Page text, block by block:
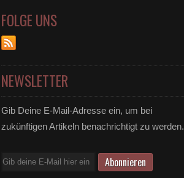
FOLGE UNS
NEWSLETTER
Gib Deine E-Mail-Adresse ein, um bei
zukünftigen Artikeln benachrichtigt zu werden.
E-